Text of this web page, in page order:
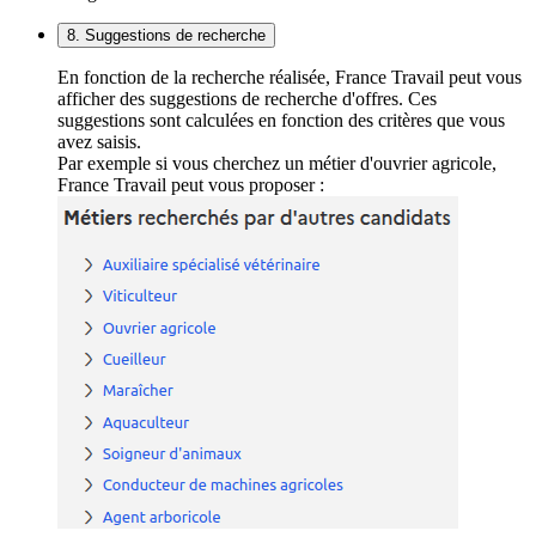
8. Suggestions de recherche
En fonction de la recherche réalisée, France Travail peut vous
afficher des suggestions de recherche d'offres. Ces
suggestions sont calculées en fonction des critères que vous
avez saisis.
Par exemple si vous cherchez un métier d'ouvrier agricole,
France Travail peut vous proposer :